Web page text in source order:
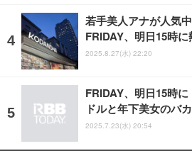
若手美人アナが人気
FRIDAY、明日15時
2025.8.27(水) 22:20
FRIDAY、明日15時
ドルと年下美女のバ
2025.7.23(水) 20:54